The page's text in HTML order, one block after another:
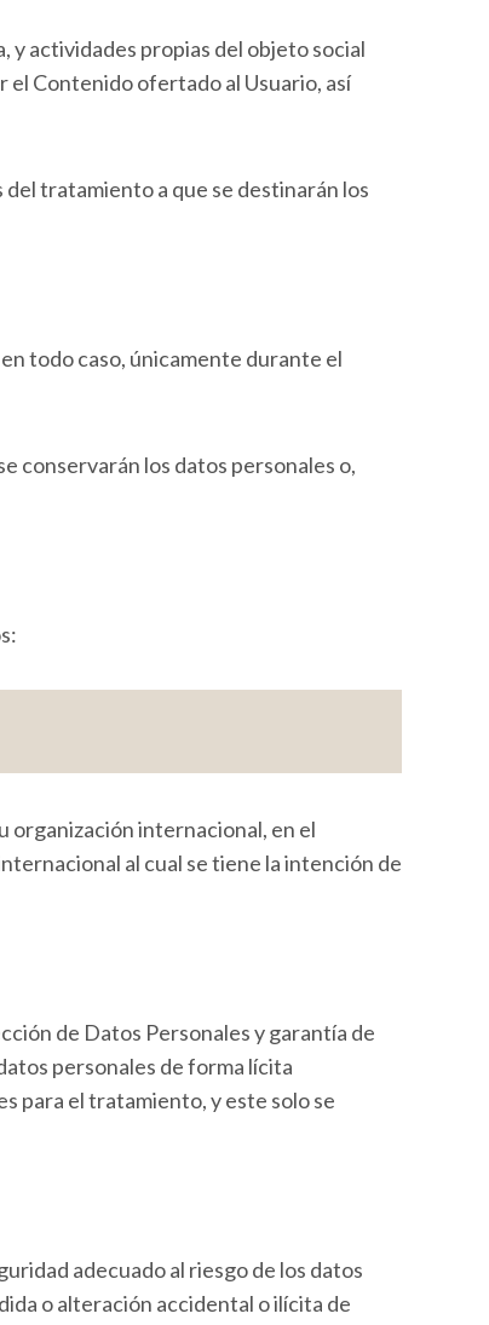
y actividades propias del objeto social
el Contenido ofertado al Usuario, así
tratamiento a que se destinarán los
todo caso, únicamente durante el
conservarán los datos personales o,
organización internacional, en el
al cual se tiene la intención de
de Datos Personales y garantía de
personales de forma lícita
para el tratamiento, y este solo se
adecuado al riesgo de los datos
o alteración accidental o ilícita de